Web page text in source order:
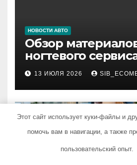
НОВОСТИ АВТО
Обзор
ногтевого
наращивания
депиляции
13 ИЮЛЯ 2026
Внедрение RPA
Этот сайт использует куки-файлы и
помочь вам в навигации, а также
пользовательский опыт.